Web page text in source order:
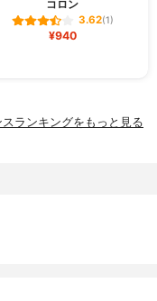
コロン
3.62(1)
¥940
ランキングをもっと見る